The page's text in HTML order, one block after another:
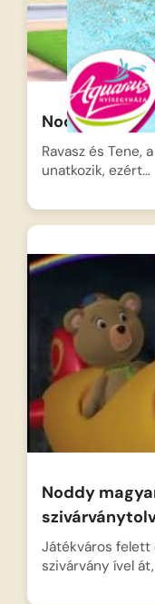
Noddy – A
Ravasz és Tene,
unatkozik, ezért…
Noddy
Játékváros felett
szivárvány ível